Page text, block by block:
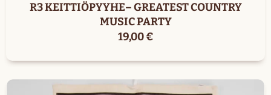
R3 KEITTIÖPYYHE– GREATEST COUNTRY
MUSIC PARTY
19,00€